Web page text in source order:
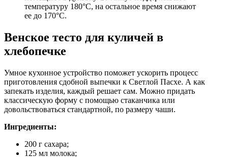
температуру 180°С, на остальное время снижают
ее до 170°С.
Венское тесто для куличей в
хлебопечке
Умное кухонное устройство поможет ускорить процесс
приготовления сдобной выпечки к Светлой Пасхе. А как
запекать изделия, каждый решает сам. Можно придать
классическую форму с помощью стаканчика или
довольствоваться стандартной, по размеру чаши.
Ингредиенты:
200 г сахара;
125 мл молока;